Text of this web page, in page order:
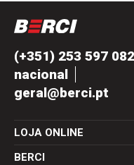
(+351) 253 597
nacional
geral@berci.pt
LOJA ONLINE
BERCI